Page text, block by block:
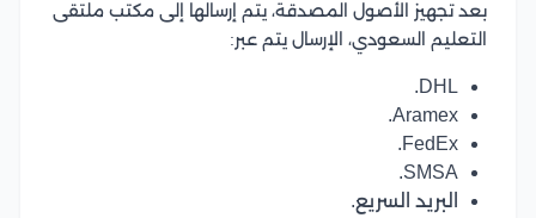
بعد تجهيز الأصول المصدقة، يتم إرسالها إلى مكتب ملتقى
التعليم السعودي، الإرسال يتم عبر:
DHL.
Aramex.
FedEx.
SMSA.
البريد السريع.